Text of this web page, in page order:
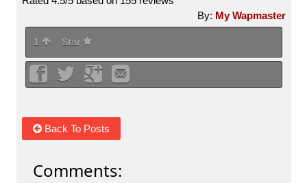
By: My Wapmaster
1 Star
Back To Posts
Comments: